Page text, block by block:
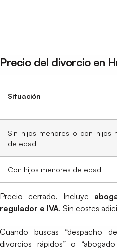
Precio del divorcio en
Situación
Sin hijos menores o con hijos
de edad
Con hijos menores de edad
Precio cerrado. Incluye
regulador e IVA. Sin costes
Cuando buscas “despacho
divorcios rápidos” o